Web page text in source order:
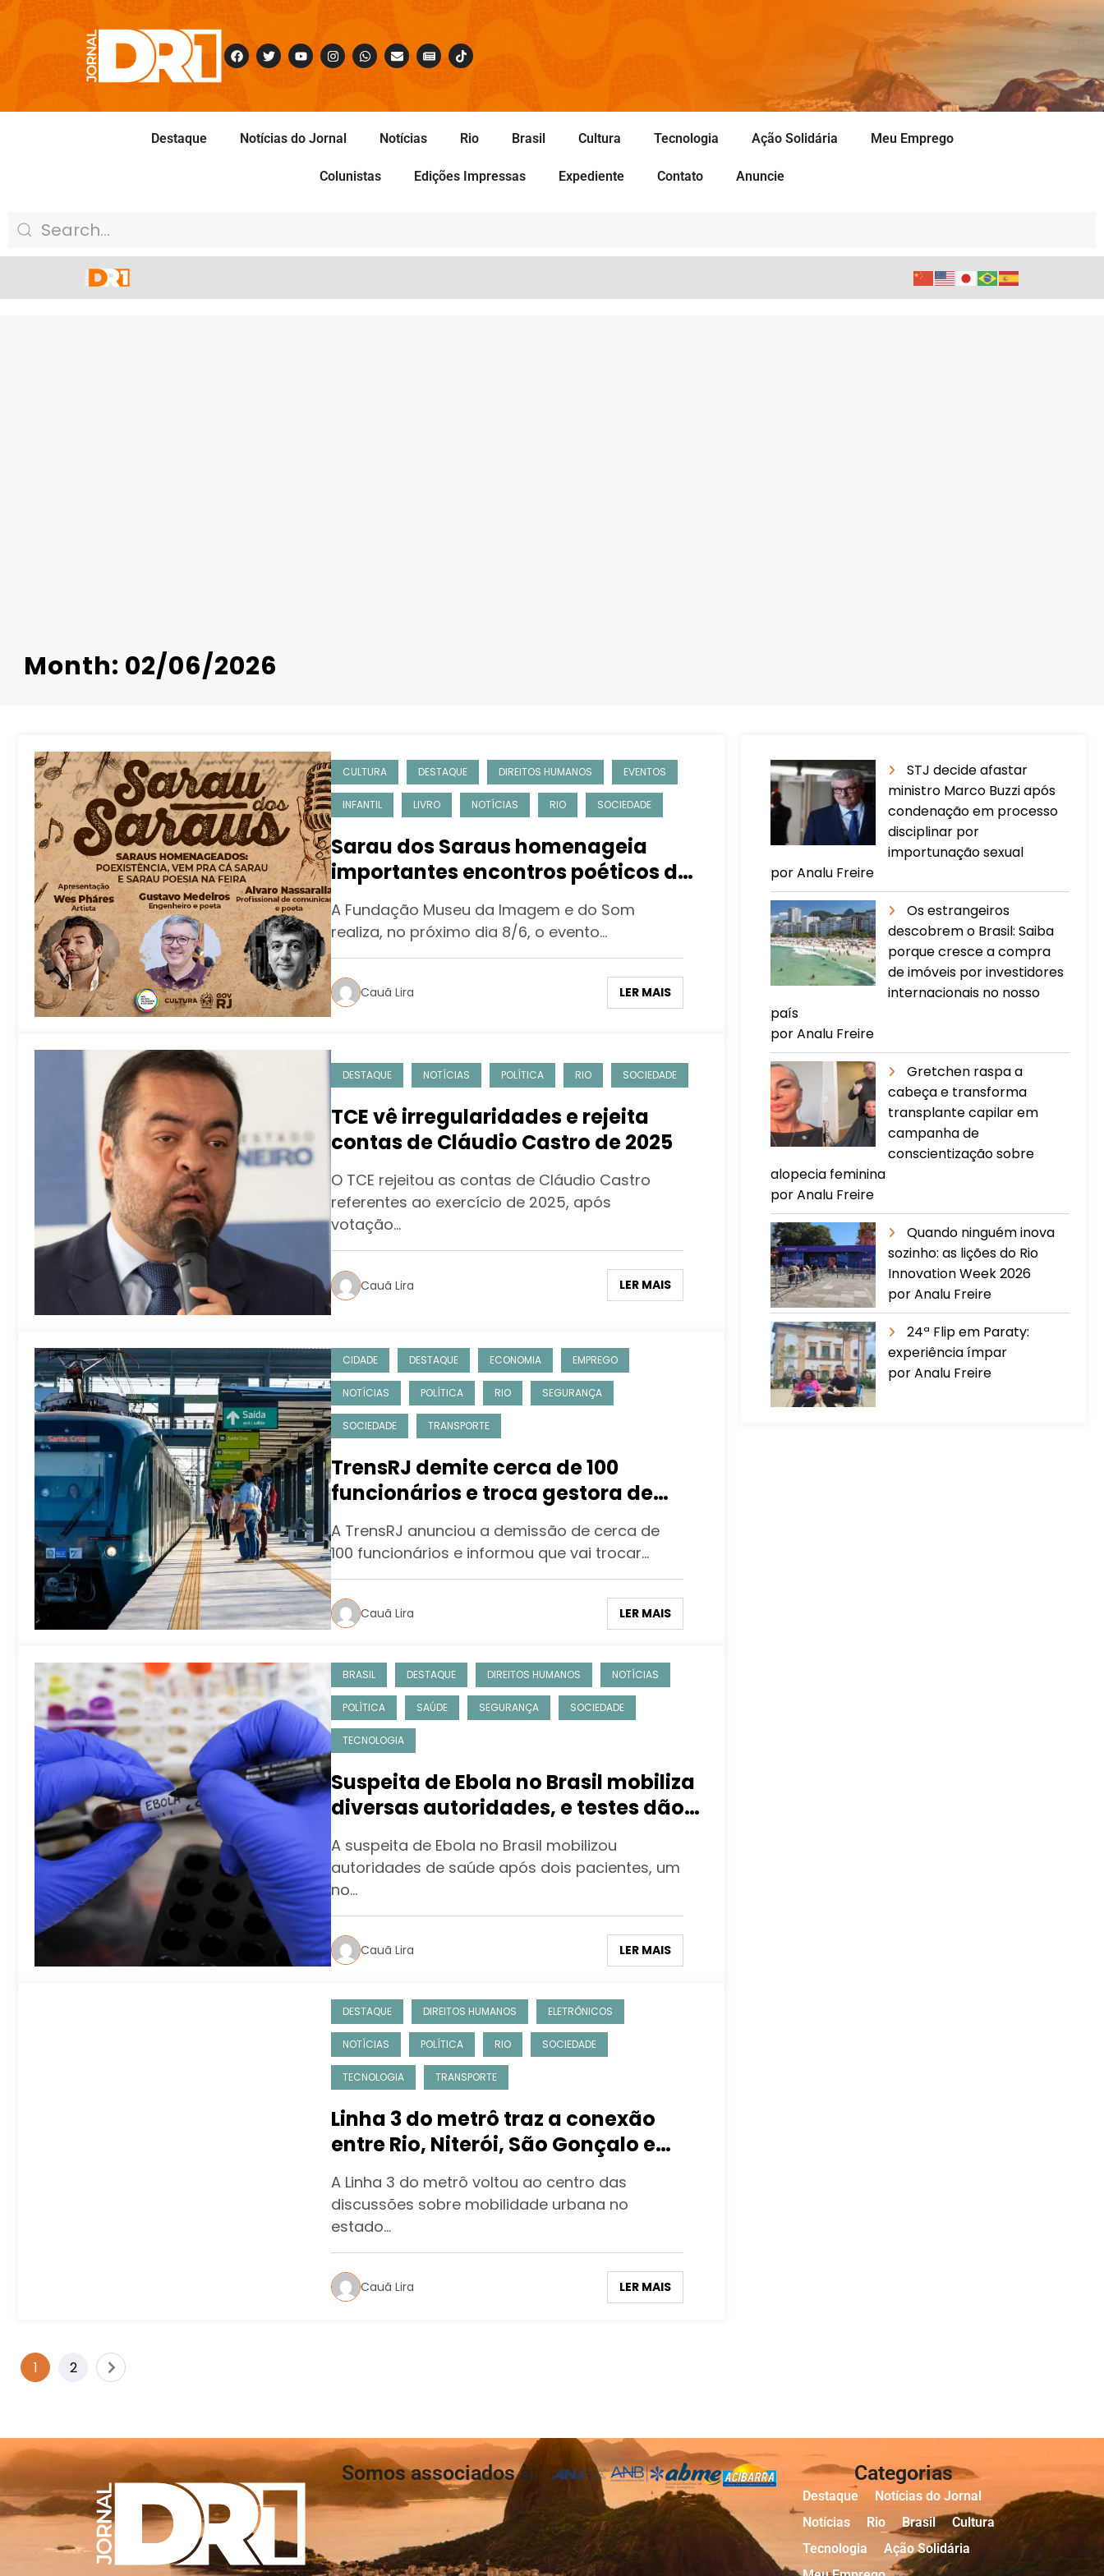
Destaque Notícias do Jornal Notícias Rio Brasil Cultura Tecnologia Ação Solidária Meu Emprego
Colunistas Edições Impressas Expediente Contato Anuncie
Month: 02/06/2026
CULTURA DESTAQUE DIREITOS HUMANOS EVENTOS
INFANTIL LIVRO NOTÍCIAS RIO SOCIEDADE
Sarau dos Saraus homenageia
importantes encontros poéticos do
Rio de Janeiro na Sala Glauber
Rocha
A Fundação Museu da Imagem e do Som
realiza, no próximo dia 8/6, o evento…
Cauã Lira LER MAIS
DESTAQUE NOTÍCIAS POLÍTICA RIO SOCIEDADE
TCE vê irregularidades e rejeita
contas de Cláudio Castro de 2025
O TCE rejeitou as contas de Cláudio Castro
referentes ao exercício de 2025, após
votação…
Cauã Lira LER MAIS
CIDADE DESTAQUE ECONOMIA EMPREGO
NOTÍCIAS POLÍTICA RIO SEGURANÇA
SOCIEDADE TRANSPORTE
TrensRJ demite cerca de 100
funcionários e troca gestora de
fundos
A TrensRJ anunciou a demissão de cerca de
100 funcionários e informou que vai trocar…
Cauã Lira LER MAIS
BRASIL DESTAQUE DIREITOS HUMANOS NOTÍCIAS
POLÍTICA SAÚDE SEGURANÇA SOCIEDADE
TECNOLOGIA
Suspeita de Ebola no Brasil mobiliza
diversas autoridades, e testes dão
negativo
A suspeita de Ebola no Brasil mobilizou
autoridades de saúde após dois pacientes, um
no…
Cauã Lira LER MAIS
DESTAQUE DIREITOS HUMANOS ELETRÔNICOS
NOTÍCIAS POLÍTICA RIO SOCIEDADE
TECNOLOGIA TRANSPORTE
Linha 3 do metrô traz a conexão
entre Rio, Niterói, São Gonçalo e
Itaboraí
A Linha 3 do metrô voltou ao centro das
discussões sobre mobilidade urbana no
estado…
Cauã Lira LER MAIS
1 2
STJ decide afastar
ministro Marco Buzzi após
condenação em processo
disciplinar por
importunação sexual
por Analu Freire
Os estrangeiros
descobrem o Brasil: Saiba
porque cresce a compra
de imóveis por investidores
internacionais no nosso
país
por Analu Freire
Gretchen raspa a
cabeça e transforma
transplante capilar em
campanha de
conscientização sobre
alopecia feminina
por Analu Freire
Quando ninguém inova
sozinho: as lições do Rio
Innovation Week 2026
por Analu Freire
24ª Flip em Paraty:
experiência ímpar
por Analu Freire
Somos associados à: Categorias
Destaque
Notícias do Jornal
Notícias
Rio Brasil
Cultura
Tecnologia
Ação Solidária